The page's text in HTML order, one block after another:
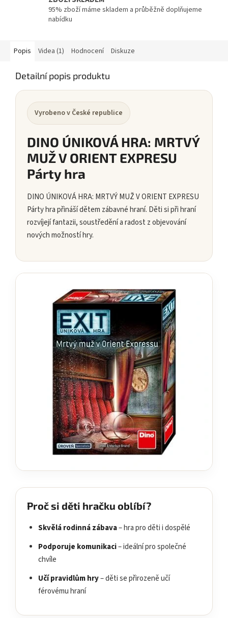
95% zboží máme skladem a průběžně doplňujeme
nabídku
Popis Videa (1) Hodnocení Diskuze
Detailní popis produktu
Vyrobeno v České republice
DINO ÚNIKOVÁ HRA: MRTVÝ
MUŽ V ORIENT EXPRESU
Párty hra
DINO ÚNIKOVÁ HRA: MRTVÝ MUŽ V ORIENT EXPRESU
Párty hra přináší dětem zábavné hraní. Děti si při hraní
rozvíjejí fantazii, soustředění a radost z objevování
nových možností hry.
Proč si děti hračku oblíbí?
Skvělá rodinná zábava– hra pro děti i dospělé
Podporuje komunikaci– ideální pro společné
chvíle
Učí pravidlům hry– děti se přirozeně učí
férovému hraní